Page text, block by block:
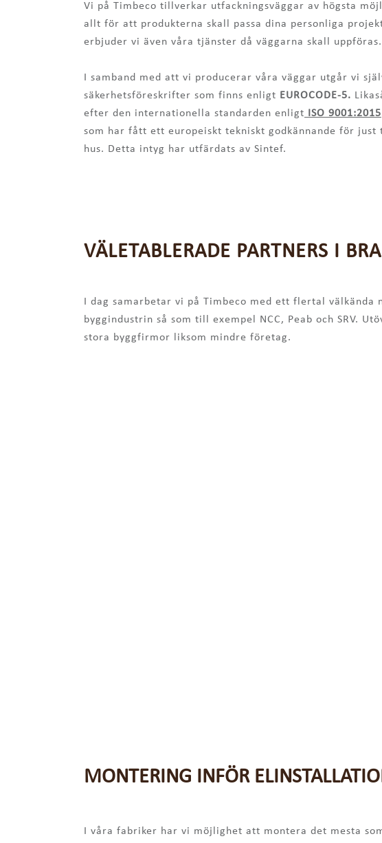
Vi på Timbeco tillverkar utfackningsväggar av högsta
allt för att produkterna skall passa dina personliga
erbjuder vi även våra tjänster då väggarna skall uppföras.
I samband med att vi producerar våra väggar utgår vi
säkerhetsföreskrifter som finns enligt EUROCODE-5.
efter den internationella standarden enligt ISO 9001:2015
som har fått ett europeiskt tekniskt godkännande för
hus. Detta intyg har utfärdats av Sintef.
VÄLETABLERADE PARTNERS I
I dag samarbetar vi på Timbeco med ett flertal välkända
byggindustrin så som till exempel NCC, Peab och SRV.
stora byggfirmor liksom mindre företag.
MONTERING INFÖR
I våra fabriker har vi möjlighet att montera det mesta